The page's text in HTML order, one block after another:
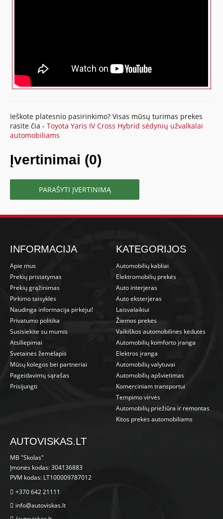
Ieškote platesnio pasirinkimo? Visas mūsų turimas prekes
rasite čia -Toyota Yaris IV Cross Hybrid sėdynių užvalkalai
automobiliams
Įvertinimai (0)
PARAŠYTI ĮVERTINIMĄ
INFORMACIJA
Apie mus
Prekių pristatymas
Prekių grąžinimas
Pirkimo taisyklės
Naudinga informacija pirkėjui!
Privatumo politika
Susisiekite su mumis
Atsiliepimai
Svetainės žemėlapis
Mūsų kolegos bei partneriai
Pageidavimų sąrašas
Prisijungti
KATEGORIJOS
Automobilių kabliai
Elektromobilių prekės
Auto interjeras
Auto eksterjeras
Laisvalaikiui
Žiemos prekės
Vaikiškos automobilinės kėdutės
Automobilių komforto įranga
Elektros įranga
Automobilių valytuvai
Automobilių apšvietimas
Komerciniam transportui
Tempimo virvės
Automobilių priežiūra ir remontas
Kitos prekės automobiliams
AUTOVISKAS.LT
MB "Skolas"
Įmonės kodas: 304136883
PVM kodas: LT100009787012
+370 642 21111
info@autoviskas.lt